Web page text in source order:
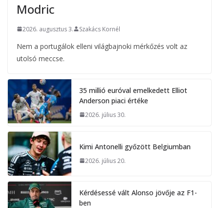
Modric
2026. augusztus 3. Szakács Kornél
Nem a portugálok elleni világbajnoki mérkőzés volt az
utolsó meccse.
35 millió euróval emelkedett Elliot
Anderson piaci értéke
2026. július 30.
Kimi Antonelli győzött Belgiumban
2026. július 20.
Kérdésessé vált Alonso jövője az F1-
ben